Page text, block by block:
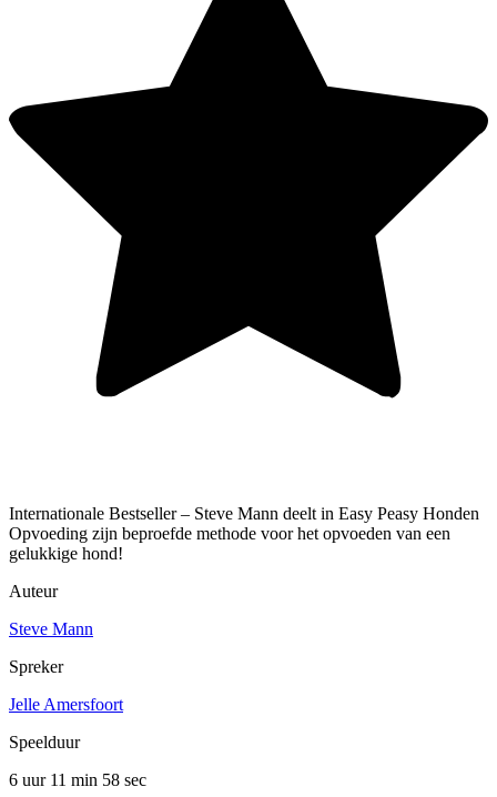
Internationale Bestseller – Steve Mann deelt in Easy Peasy Honden
Opvoeding zijn beproefde methode voor het opvoeden van een
gelukkige hond!
Auteur
Steve Mann
Spreker
Jelle Amersfoort
Speelduur
6 uur 11 min 58 sec